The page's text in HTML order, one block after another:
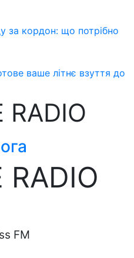
за кордон: що потрібно
ваше літнє взуття до
RADIO
RADIO
FM